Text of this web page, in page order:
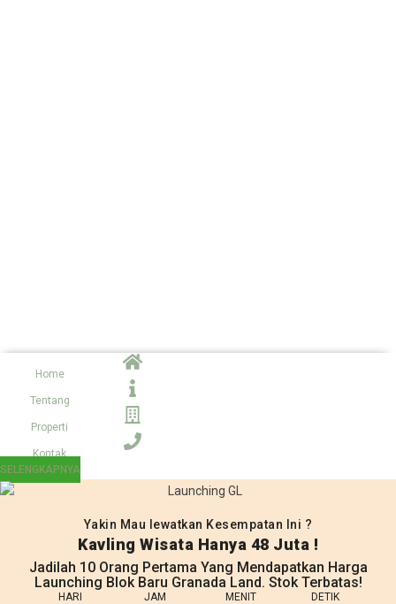
Home
Tentang
Properti
Kontak
SELENGKAPNYA
Yakin Mau lewatkan Kesempatan Ini ?
Kavling Wisata Hanya 48 Juta !
Jadilah 10 Orang Pertama Yang Mendapatkan Harga
Launching Blok Baru Granada Land. Stok Terbatas!
HARI JAM MENIT DETIK